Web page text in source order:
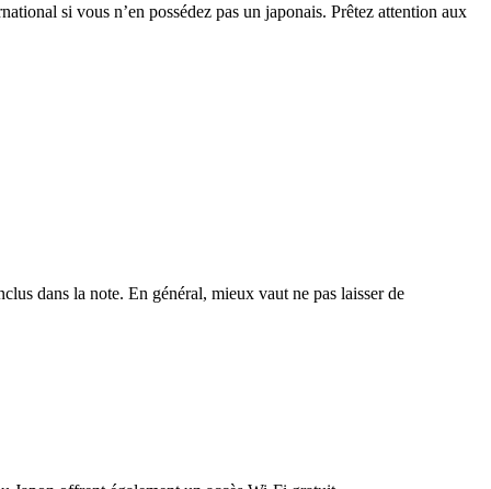
si vous n’en possédez pas un japonais. Prêtez attention aux
dans la note. En général, mieux vaut ne pas laisser de